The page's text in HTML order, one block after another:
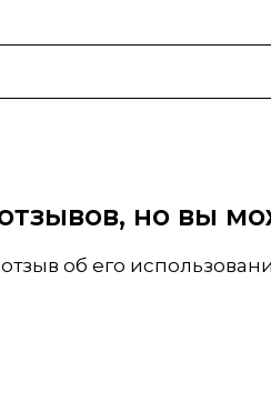
но вы
об его